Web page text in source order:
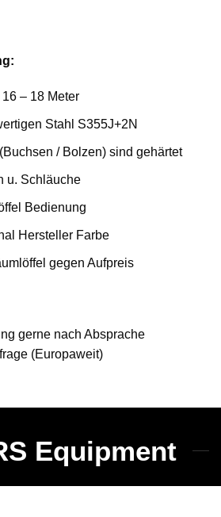
– 18 Meter
Stahl S355J+2N
/ Bolzen) sind gehärtet
u. Schläuche
Bedienung
Hersteller Farbe
gegen Aufpreis
gerne nach Absprache
(Europaweit)
Equipment